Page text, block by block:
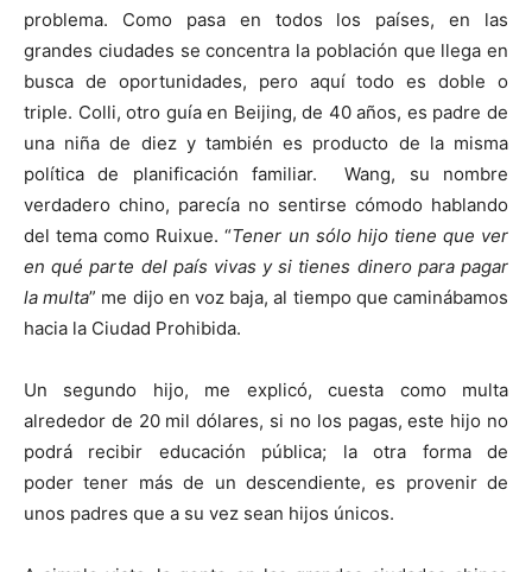
problema. Como pasa en todos los países, en las
grandes ciudades se concentra la población que llega en
busca de oportunidades, pero aquí todo es doble o
triple. Colli, otro guía en Beijing, de 40 años, es padre de
una niña de diez y también es producto de la misma
política de planificación familiar. Wang, su nombre
verdadero chino, parecía no sentirse cómodo hablando
del tema como Ruixue. “Tener un sólo hijo tiene que ver
en qué parte del país vivas y si tienes dinero para pagar
la multa” me dijo en voz baja, al tiempo que caminábamos
hacia la Ciudad Prohibida.
Un segundo hijo, me explicó, cuesta como multa
alrededor de 20 mil dólares, si no los pagas, este hijo no
podrá recibir educación pública; la otra forma de
poder tener más de un descendiente, es provenir de
unos padres que a su vez sean hijos únicos.